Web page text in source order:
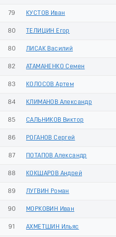
79 КУСТОВ Иван
80 ТЕЛИЦИН Егор
80 ЛИСАК Василий
82 АТАМАНЕНКО Семен
83 КОЛОСОВ Артем
84 КЛИМАНОВ Александр
85 САЛЬНИКОВ Виктор
86 РОГАНОВ Сергей
87 ПОТАПОВ Александр
88 КОКШАРОВ Андрей
89 ЛУГВИН Роман
90 МОРКОВИН Иван
91 АХМЕТШИН Ильяс